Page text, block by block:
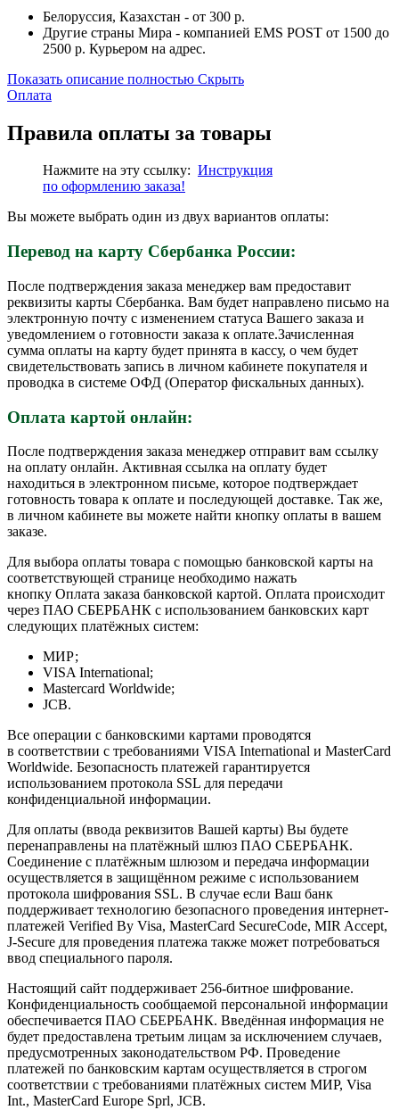
Белоруссия, Казахстан - от 300 р.
Другие страны Мира - компанией EMS POST от 1500 до
2500 р. Курьером на адрес.
Показать описание полностью Скрыть
Оплата
Правила оплаты за товары
Нажмите на эту ссылку: Инструкция
по оформлению заказа!
Вы можете выбрать один из двух вариантов оплаты:
Перевод на карту Сбербанка России:
После подтверждения заказа менеджер вам предоставит
реквизиты карты Сбербанка. Вам будет направлено письмо на
электронную почту с изменением статуса Вашего заказа и
уведомлением о готовности заказа к оплате.Зачисленная
сумма оплаты на карту будет принята в кассу, о чем будет
свидетельствовать запись в личном кабинете покупателя и
проводка в системе ОФД (Оператор фискальных данных).
Оплата картой онлайн:
После подтверждения заказа менеджер отправит вам ссылку
на оплату онлайн. Активная ссылка на оплату будет
находиться в электронном письме, которое подтверждает
готовность товара к оплате и последующей доставке. Так же,
в личном кабинете вы можете найти кнопку оплаты в вашем
заказе.
Для выбора оплаты товара с помощью банковской карты на
соответствующей странице необходимо нажать
кнопку Оплата заказа банковской картой. Оплата происходит
через ПАО СБЕРБАНК с использованием банковских карт
следующих платёжных систем:
МИР;
VISA International;
Mastercard Worldwide;
JCB.
Все операции с банковскими картами проводятся
в соответствии с требованиями VISA International и MasterCard
Worldwide. Безопасность платежей гарантируется
использованием протокола SSL для передачи
конфиденциальной информации.
Для оплаты (ввода реквизитов Вашей карты) Вы будете
перенаправлены на платёжный шлюз ПАО СБЕРБАНК.
Соединение с платёжным шлюзом и передача информации
осуществляется в защищённом режиме с использованием
протокола шифрования SSL. В случае если Ваш банк
поддерживает технологию безопасного проведения интернет-
платежей Verified By Visa, MasterCard SecureCode, MIR Accept,
J-Secure для проведения платежа также может потребоваться
ввод специального пароля.
Настоящий сайт поддерживает 256-битное шифрование.
Конфиденциальность сообщаемой персональной информации
обеспечивается ПАО СБЕРБАНК. Введённая информация не
будет предоставлена третьим лицам за исключением случаев,
предусмотренных законодательством РФ. Проведение
платежей по банковским картам осуществляется в строгом
соответствии с требованиями платёжных систем МИР, Visa
Int., MasterCard Europe Sprl, JCB.